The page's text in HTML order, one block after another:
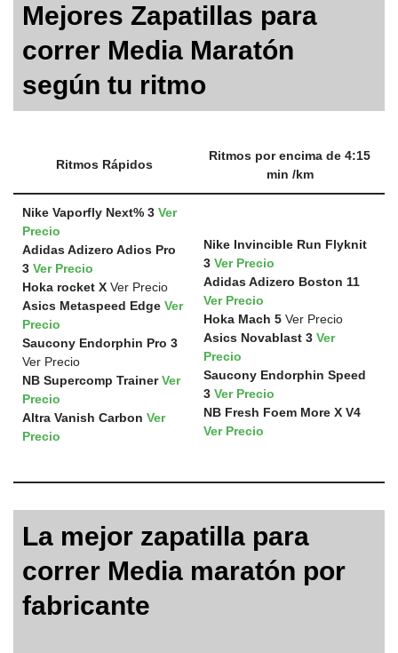
Mejores Zapatillas para
correr Media Maratón
según tu ritmo
Ritmos Rápidos
Ritmos por encima de 4:15
min /km
Nike Vaporfly Next% 3 Ver
Precio
Adidas Adizero Adios Pro
3 Ver Precio
Hoka rocket X Ver Precio
Asics Metaspeed Edge Ver
Precio
Saucony Endorphin Pro 3
Ver Precio
NB Supercomp Trainer Ver
Precio
Altra Vanish Carbon Ver
Precio
Nike Invincible Run Flyknit
3 Ver Precio
Adidas Adizero Boston 11
Ver Precio
Hoka Mach 5 Ver Precio
Asics Novablast 3 Ver
Precio
Saucony Endorphin Speed
3 Ver Precio
NB Fresh Foem More X V4
Ver Precio
La mejor zapatilla para
correr Media maratón por
fabricante